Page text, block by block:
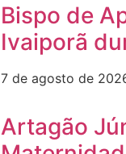
Bispo de
Ivaiporã
7 de agosto de
Artagão